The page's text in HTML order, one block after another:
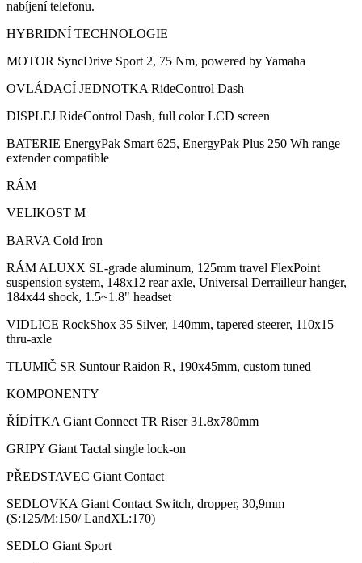
nabíjení telefonu.
HYBRIDNÍ TECHNOLOGIE
MOTOR SyncDrive Sport 2, 75 Nm, powered by Yamaha
OVLÁDACÍ JEDNOTKA RideControl Dash
DISPLEJ RideControl Dash, full color LCD screen
BATERIE EnergyPak Smart 625, EnergyPak Plus 250 Wh range
extender compatible
RÁM
VELIKOST M
BARVA Cold Iron
RÁM ALUXX SL-grade aluminum, 125mm travel FlexPoint
suspension system, 148x12 rear axle, Universal Derrailleur hanger,
184x44 shock, 1.5~1.8" headset
VIDLICE RockShox 35 Silver, 140mm, tapered steerer, 110x15
thru-axle
TLUMIČ SR Suntour Raidon R, 190x45mm, custom tuned
KOMPONENTY
ŘÍDÍTKA Giant Connect TR Riser 31.8x780mm
GRIPY Giant Tactal single lock-on
PŘEDSTAVEC Giant Contact
SEDLOVKA Giant Contact Switch, dropper, 30,9mm
(S:125/M:150/ LandXL:170)
SEDLO Giant Sport